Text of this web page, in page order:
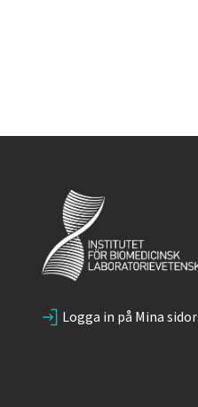
Logga in på Mina sidor